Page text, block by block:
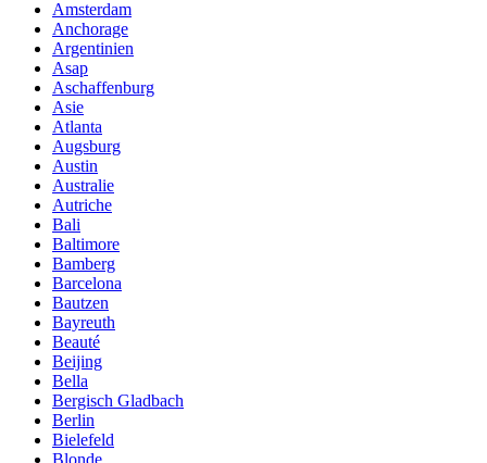
Amsterdam
Anchorage
Argentinien
Asap
Aschaffenburg
Asie
Atlanta
Augsburg
Austin
Australie
Autriche
Bali
Baltimore
Bamberg
Barcelona
Bautzen
Bayreuth
Beauté
Beijing
Bella
Bergisch Gladbach
Berlin
Bielefeld